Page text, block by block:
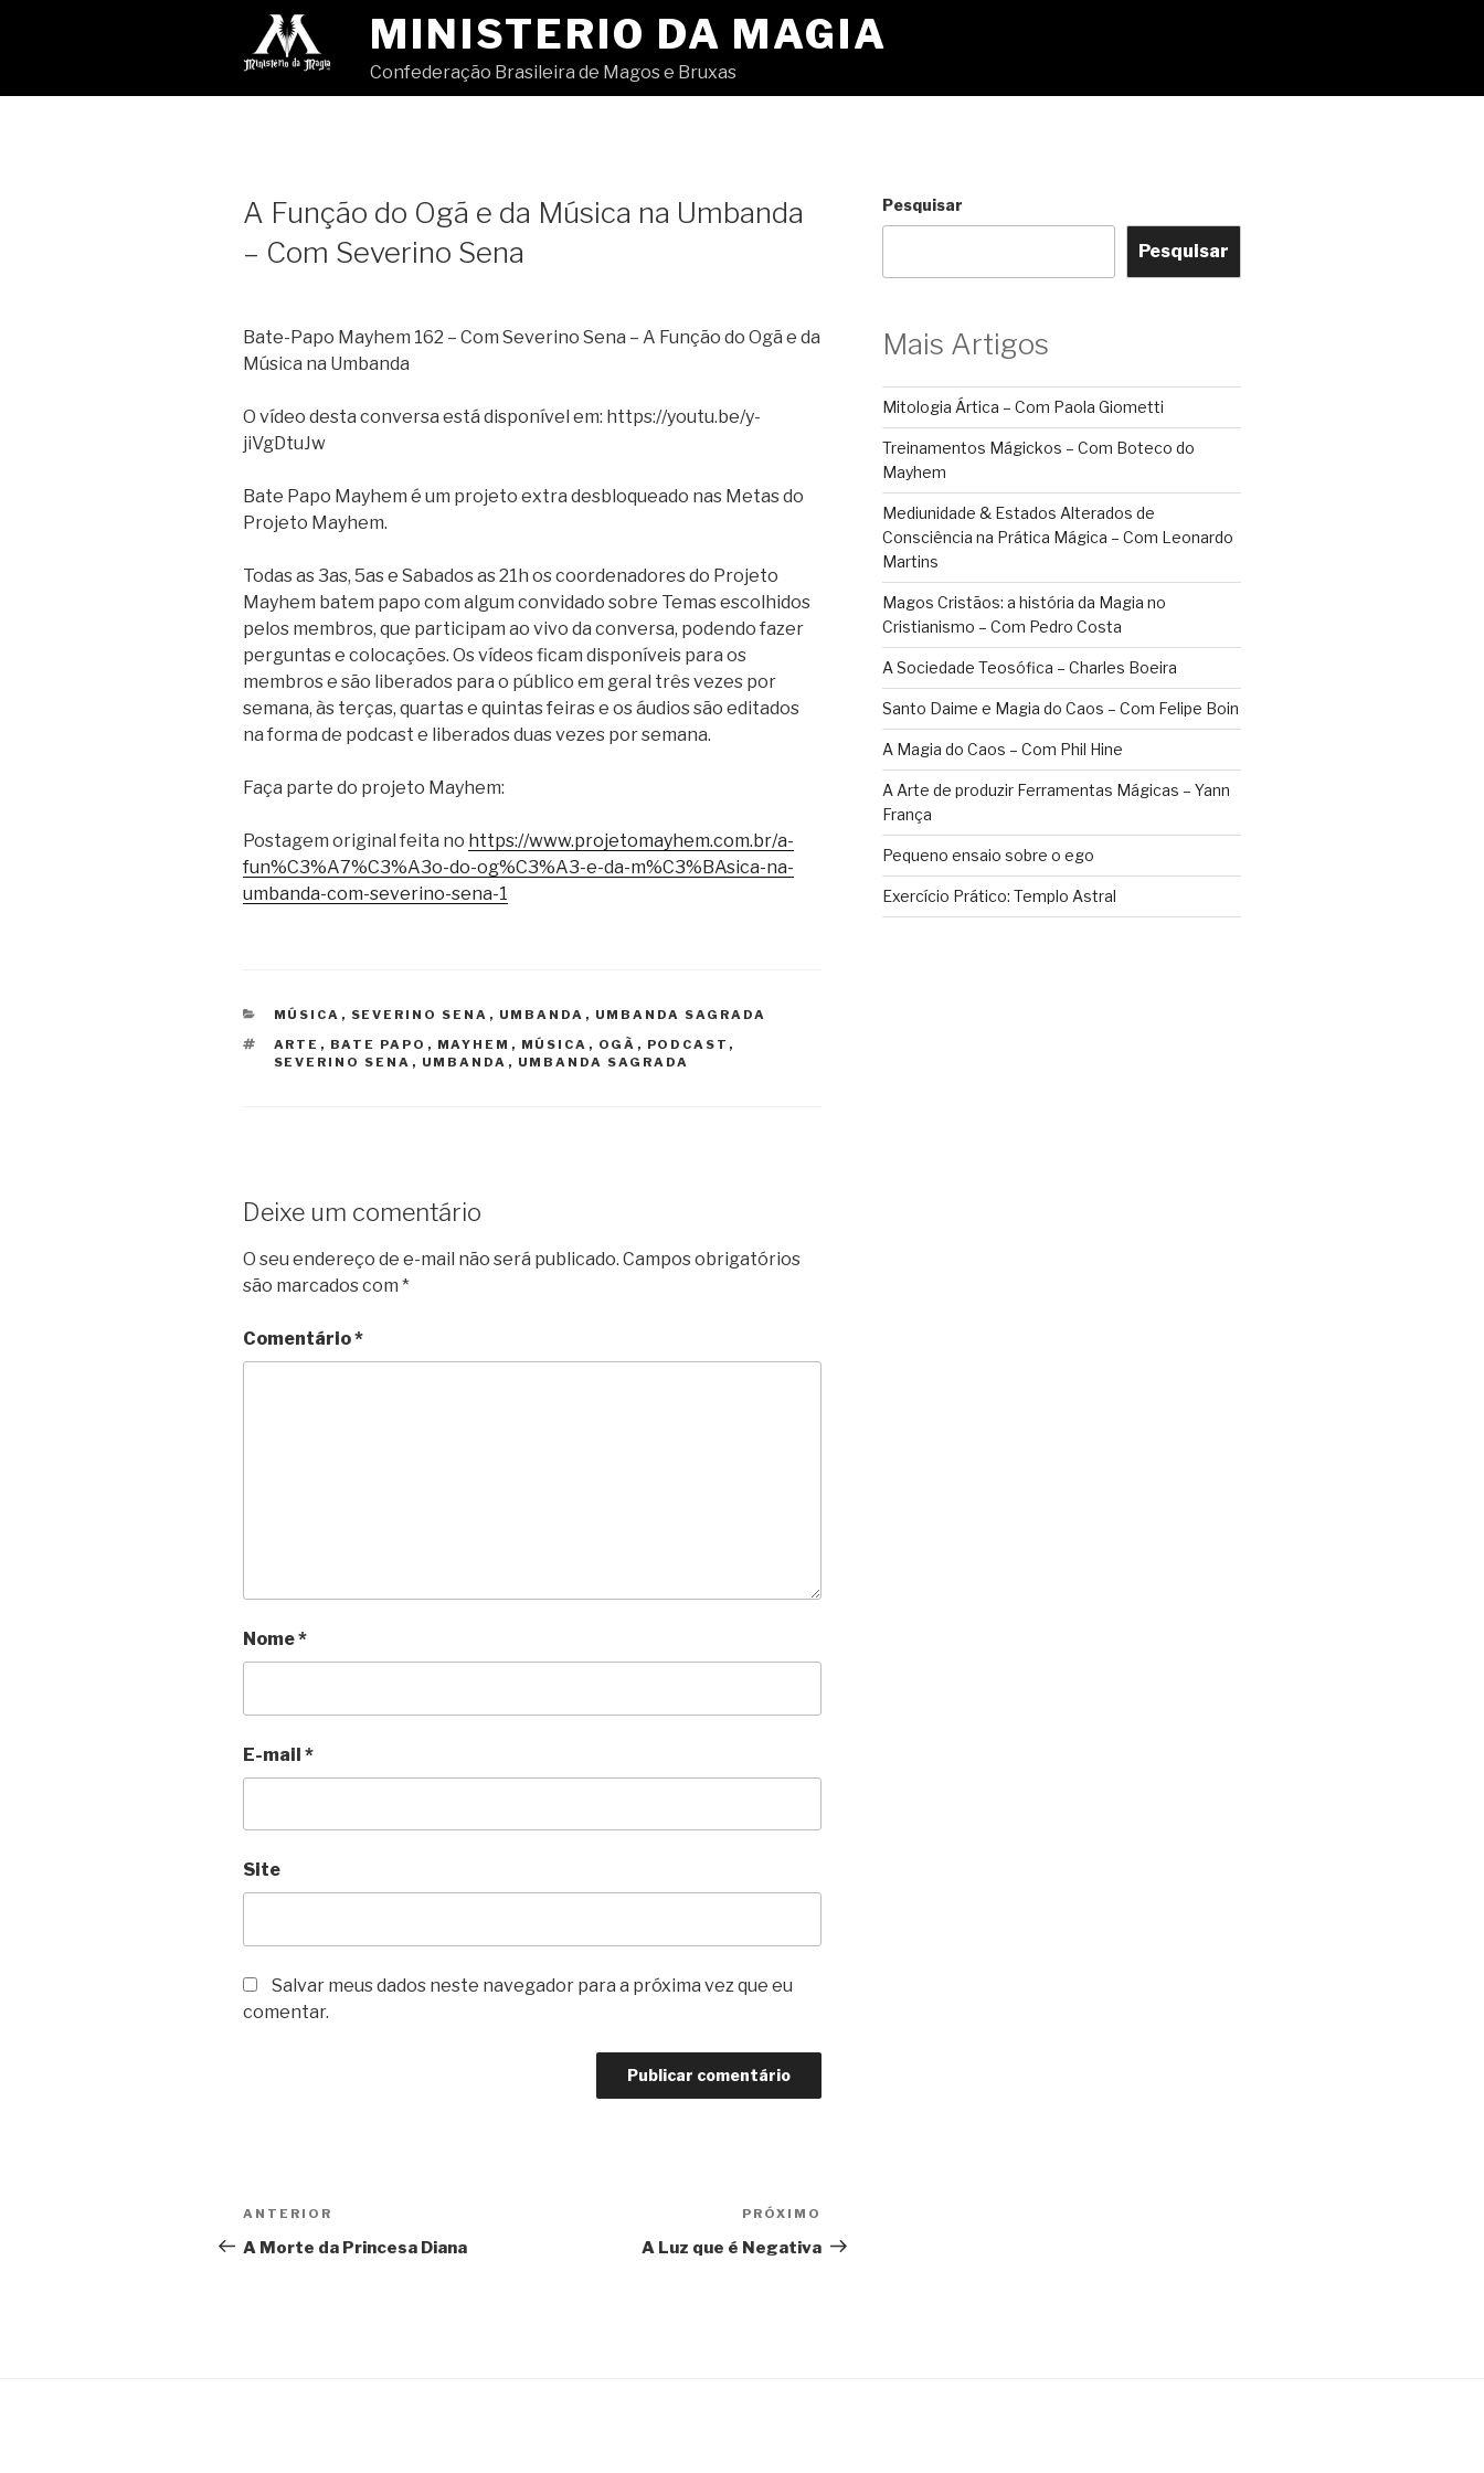
conteúdo
MINISTERIO DA MAGIA
Confederação Brasileira de Magos e Bruxas
A Função do Ogã e da Música na Umbanda
– Com Severino Sena
Bate-Papo Mayhem 162 – Com Severino Sena – A Função do Ogã e da
Música na Umbanda
O vídeo desta conversa está disponível em: https://youtu.be/y-
jiVgDtuJw
Bate Papo Mayhem é um projeto extra desbloqueado nas Metas do
Projeto Mayhem.
Todas as 3as, 5as e Sabados as 21h os coordenadores do Projeto
Mayhem batem papo com algum convidado sobre Temas escolhidos
pelos membros, que participam ao vivo da conversa, podendo fazer
perguntas e colocações. Os vídeos ficam disponíveis para os
membros e são liberados para o público em geral três vezes por
semana, às terças, quartas e quintas feiras e os áudios são editados
na forma de podcast e liberados duas vezes por semana.
Faça parte do projeto Mayhem:
Postagem original feita no https://www.projetomayhem.com.br/a-
fun%C3%A7%C3%A3o-do-og%C3%A3-e-da-m%C3%BAsica-na-
umbanda-com-severino-sena-1
CATEGORIAS
MÚSICA , SEVERINO SENA , UMBANDA , UMBANDA SAGRADA
TAGS
ARTE , BATE PAPO , MAYHEM , MÚSICA , OGÃ , PODCAST ,
SEVERINO SENA , UMBANDA , UMBANDA SAGRADA
Deixe um comentário
O seu endereço de e-mail não será publicado. Campos obrigatórios
são marcados com *
Comentário*
Nome*
E-mail *
Site
Salvar meus dados neste navegador para a próxima vez que eu
comentar.
Navegação
de
Post
anterior
ANTERIOR
A Morte da Princesa Diana
post
PRÓXIMO
A Luz que é Negativa
Pesquisar
Pesquisar
Mais Artigos
Mitologia Ártica – Com Paola Giometti
Treinamentos Mágickos – Com Boteco do
Mayhem
Mediunidade & Estados Alterados de
Consciência na Prática Mágica – Com Leonardo
Martins
Magos Cristãos: a história da Magia no
Cristianismo – Com Pedro Costa
A Sociedade Teosófica – Charles Boeira
Santo Daime e Magia do Caos – Com Felipe Boin
A Magia do Caos – Com Phil Hine
A Arte de produzir Ferramentas Mágicas – Yann
França
Pequeno ensaio sobre o ego
Exercício Prático: Templo Astral